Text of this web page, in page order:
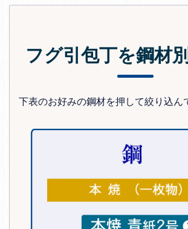
フグ引包丁を鋼材
下表のお好みの鋼材を押して絞り込ん